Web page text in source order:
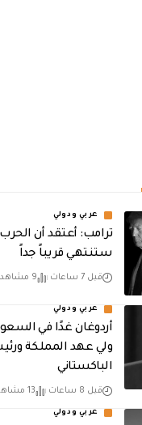
عربي ودولي
‏ترامب: أعتقد أن
ستنتهي قريباً جداً
قبل 7 ساعات 9 مشاهدات
عربي ودولي
أردوغان غدًا في
ولي عهد المملكة
الباكستاني
قبل 8 ساعات 13 مشاهدات
عربي ودولي